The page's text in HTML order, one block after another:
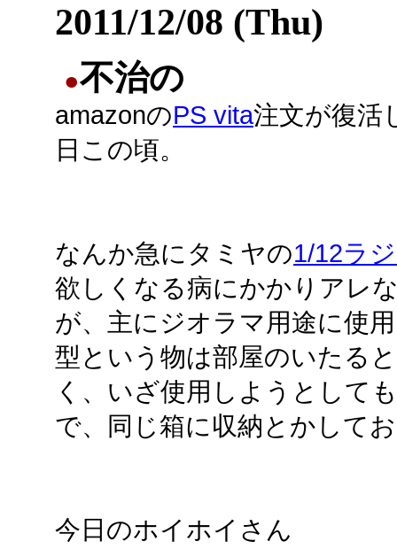
2011/12/08 (Thu)
●不治の
amazonのPS vita注文が復活
日この頃。
なんか急にタミヤの1/12ラ
欲しくなる病にかかりアレ
が、主にジオラマ用途に使
型という物は部屋のいたる
く、いざ使用しようとして
で、同じ箱に収納とかして
今日のホイホイさん